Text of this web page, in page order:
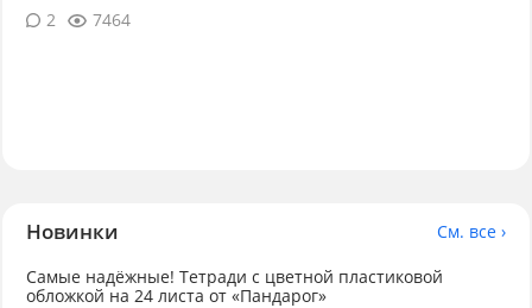
2
7464
Новинки
См. все ›
Самые надёжные! Тетради с цветной пластиковой
обложкой на 24 листа от «Пандарог»